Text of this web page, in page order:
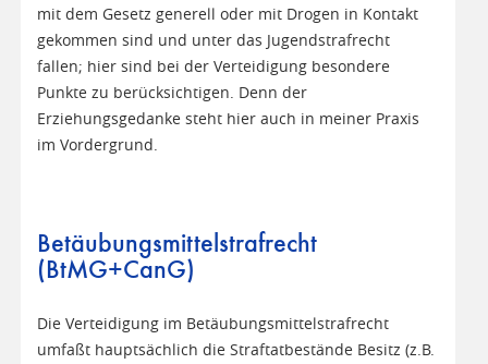
mit dem Gesetz generell oder mit Drogen in Kontakt
gekommen sind und unter das Jugendstrafrecht
fallen; hier sind bei der Verteidigung besondere
Punkte zu berücksichtigen. Denn der
Erziehungsgedanke steht hier auch in meiner Praxis
im Vordergrund.
Betäubungsmittelstrafrecht
(BtMG+CanG)
Die Verteidigung im Betäubungsmittelstrafrecht
umfaßt hauptsächlich die Straftatbestände Besitz (z.B.